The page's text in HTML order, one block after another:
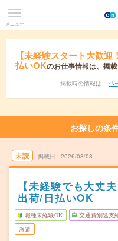
メニュー
【未経験スタート大歓
払いOKのお仕事情報は、掲
掲載時の情報は、 ペ
お探しの条
未読 掲載日 2026/08/08
【未経験でも大丈
出荷/日払いOK
職種未経験OK 交通費別途支
派遣